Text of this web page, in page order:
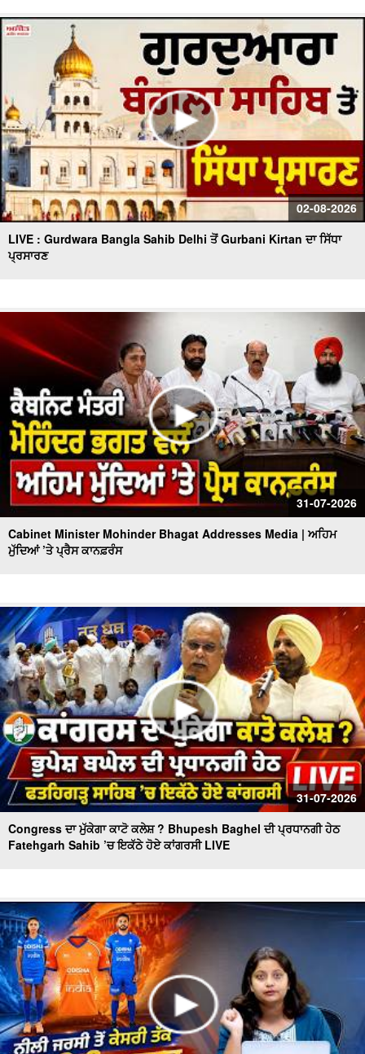
02-08-2026
LIVE : Gurdwara Bangla Sahib Delhi ਤੋਂ Gurbani Kirtan ਦਾ ਸਿੱਧਾ
ਪ੍ਰਸਾਰਣ
31-07-2026
Cabinet Minister Mohinder Bhagat Addresses Media | ਅਹਿਮ
ਮੁੱਦਿਆਂ ’ਤੇ ਪ੍ਰੈਸ ਕਾਨਫ਼ਰੰਸ
31-07-2026
Congress ਦਾ ਮੁੱਕੇਗਾ ਕਾਟੋ ਕਲੇਸ਼ ? Bhupesh Baghel ਦੀ ਪ੍ਰਧਾਨਗੀ ਹੇਠ
Fatehgarh Sahib ’ਚ ਇਕੱਠੇ ਹੋਏ ਕਾਂਗਰਸੀ LIVE